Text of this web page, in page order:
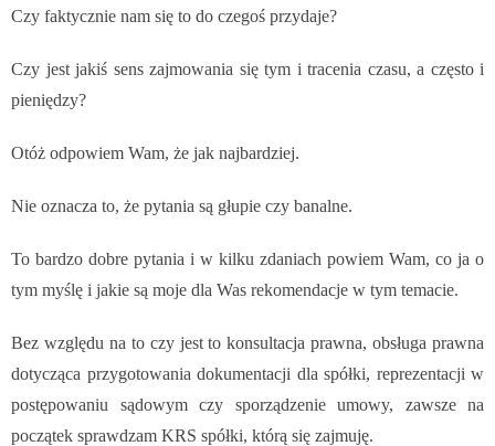
Czy faktycznie nam się to do czegoś przydaje?
Czy jest jakiś sens zajmowania się tym i tracenia czasu, a często i
pieniędzy?
Otóż odpowiem Wam, że jak najbardziej.
Nie oznacza to, że pytania są głupie czy banalne.
To bardzo dobre pytania i w kilku zdaniach powiem Wam, co ja o
tym myślę i jakie są moje dla Was rekomendacje w tym temacie.
Bez względu na to czy jest to konsultacja prawna, obsługa prawna
dotycząca przygotowania dokumentacji dla spółki, reprezentacji w
postępowaniu sądowym czy sporządzenie umowy, zawsze na
początek sprawdzam KRS spółki, którą się zajmuję.